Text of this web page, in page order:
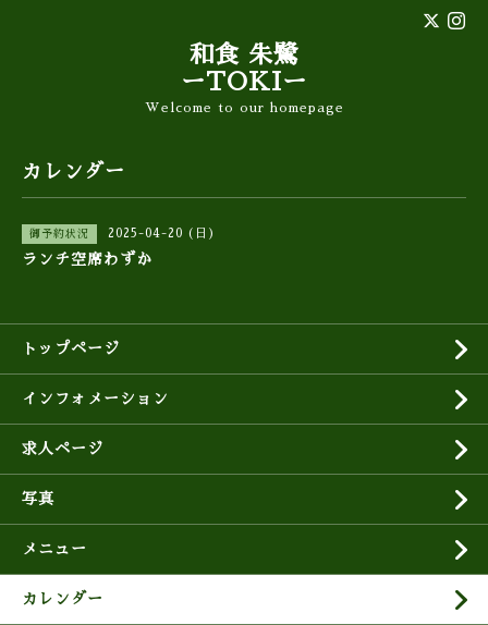
和食 朱鷺
ーTOKIー
Welcome to our homepage
カレンダー
御予約状況 2025-04-20 (日)
ランチ空席わずか
トップページ
インフォメーション
求人ページ
写真
メニュー
カレンダー